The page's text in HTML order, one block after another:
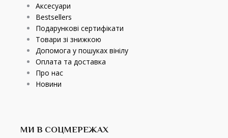
Аксесуари
Bestsellers
Подарункові сертифікати
Товари зі знижкою
Допомога у пошуках вінілу
Оплата та доставка
Про нас
Новини
МИ В СОЦМЕРЕЖАХ